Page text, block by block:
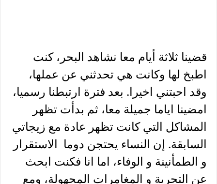
قضينا ثلاثة أيام معا نشاهد البحر، كنت
اطبخ لها وكانت هي تحدثني عن عملها،
وقد احبتني اخيرا. بعد فترة ارتبطنا رسميا،
امضينا اياما جميلة معا، ثم بدأت تظهر
المشاكل التي كانت تظهر عادة مع زيجاتي
السابقة. إن النساء يحتجن دوما الاستقرار
و الطمأنينة و الوفاء، اما انا فكنت ابحث
عن التجربة و المغامرات المجهولة، ومع